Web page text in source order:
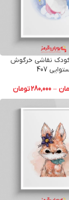
کودک نقاشی خرگوش
407
–
280,000تومان